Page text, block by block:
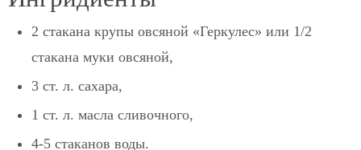
2 стакана крупы овсяной «Геркулес» или 1/2
стакана муки овсяной,
3 ст. л. сахара,
1 ст. л. масла сливочного,
4-5 стаканов воды.